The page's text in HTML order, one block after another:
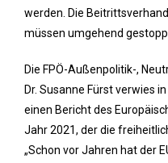
werden. Die
müssen umgehend
Die FPÖ-Außenpolitik-,
Dr. Susanne Fürst verwies
einen Bericht des
Jahr 2021, der die
„Schon vor Jahren hat der